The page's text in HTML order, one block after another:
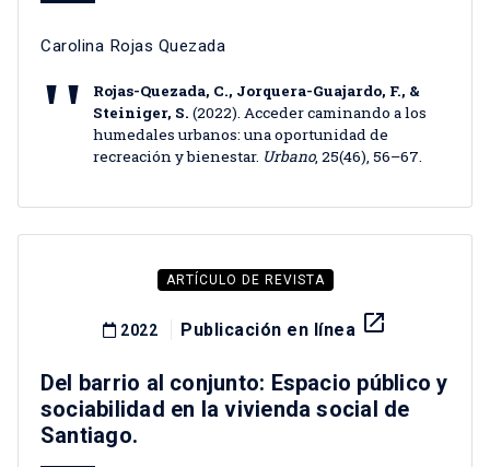
Carolina Rojas Quezada
Rojas-Quezada, C., Jorquera-Guajardo, F., &
Steiniger, S. (2022). Acceder caminando a los
humedales urbanos: una oportunidad de
recreación y bienestar. Urbano, 25(46), 56–67.
ARTÍCULO DE REVISTA
2022 Publicación en línea launch
Del barrio al conjunto: Espacio público y
sociabilidad en la vivienda social de
Santiago.